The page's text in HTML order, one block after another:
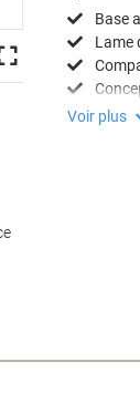
Base
Lame
Voir plus